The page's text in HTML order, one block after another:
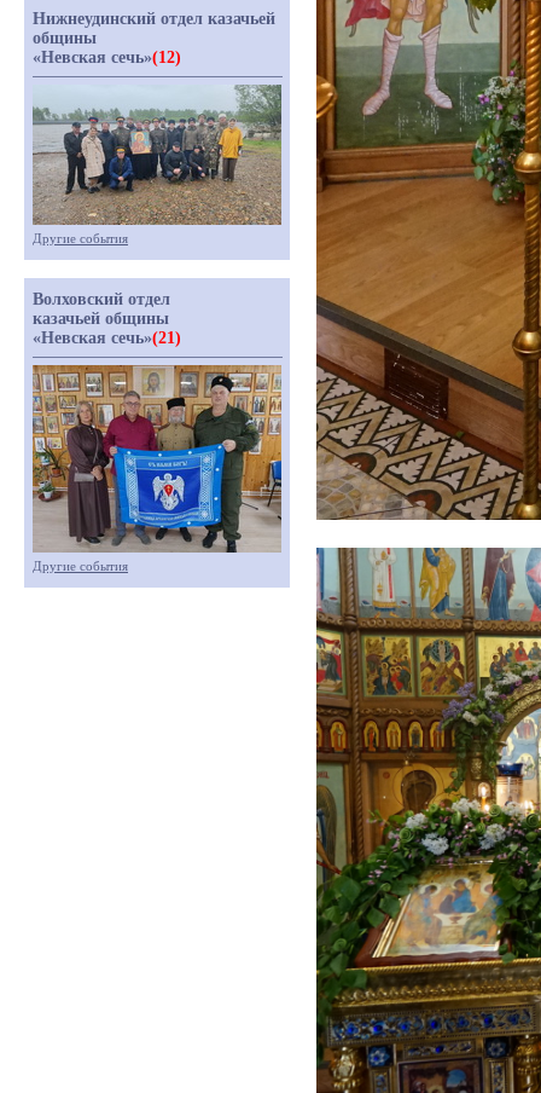
Нижнеудинский отдел казачьей
общины
«Невская сечь»(12)
Другие события
Волховский отдел
казачьей общины
«Невская сечь»(21)
Другие события